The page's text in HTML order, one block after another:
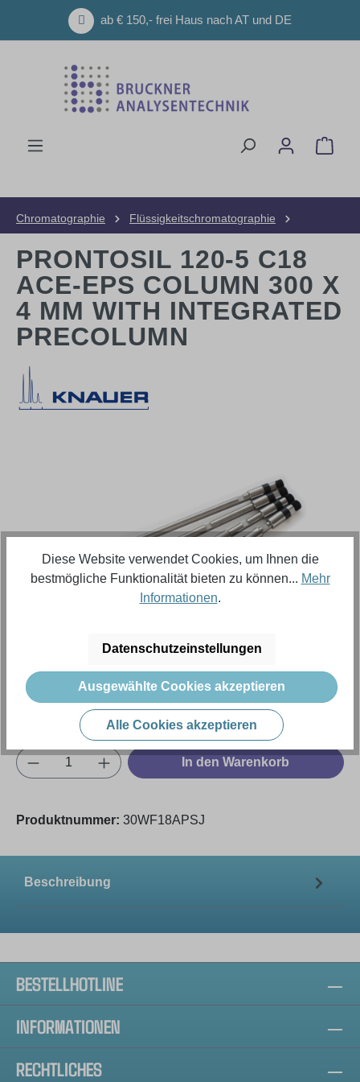
Zum Hauptinhalt springenab € 150,- frei Haus nach AT und DE
Chromatographie
Flüssigkeitschromatographie
PRONTOSIL 120-5 C18
ACE-EPS COLUMN 300 X
4 MM WITH INTEGRATED
PRECOLUMN
791,64 €
Inhalt: 1 Stück (Menge)
Preise exkl. MwSt. zzgl. Versandkosten
Produkt Anzahl: Gib den gewünschten
In den Warenkorb
Produktnummer: 30WF18APSJ
Beschreibung
BESTELLHOTLINE
INFORMATIONEN
RECHTLICHES
Diese Website verwendet Cookies, um Ihnen die
bestmögliche Funktionalität bieten zu können... Mehr
Informationen.
Datenschutzeinstellungen
Ausgewählte Cookies akzeptieren
Alle Cookies akzeptieren